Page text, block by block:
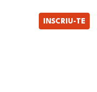
INSCRIU-TE